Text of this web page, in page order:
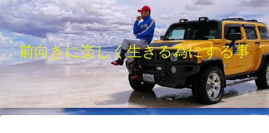
前向きに楽しく生きる為にする事